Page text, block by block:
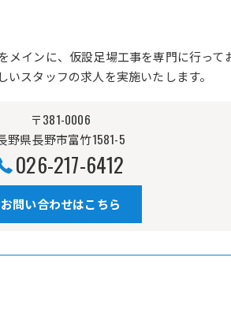
メインに、仮設足場工事を専門に行っ
スタッフの求人を実施いたします。
〒381-0006
野県長野市富竹1581-5
026-217-6412
お問い合わせはこちら